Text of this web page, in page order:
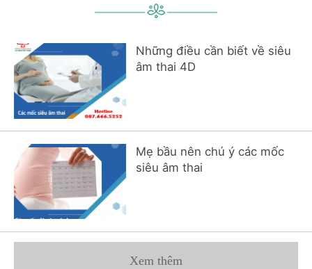
Những điều cần biết về siêu
âm thai 4D
Mẹ bầu nên chú ý các mốc
siêu âm thai
Xem thêm